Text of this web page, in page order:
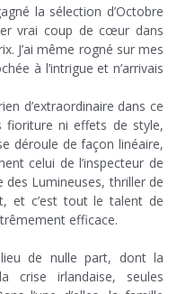
la sélection d’Octobre
vrai coup de cœur dans
J’ai même rogné sur mes
à l’intrigue et n’arrivais
d’extraordinaire dans ce
fioriture ni effets de style,
déroule de façon linéaire,
celui de l’inspecteur de
Lumineuses, thriller de
et c’est tout le talent de
efficace.
de nulle part, dont la
crise irlandaise, seules